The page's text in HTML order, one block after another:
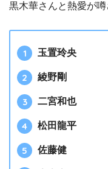
黒木華さんと熱愛が噂
玉置玲央
綾野剛
二宮和也
松田龍平
佐藤健